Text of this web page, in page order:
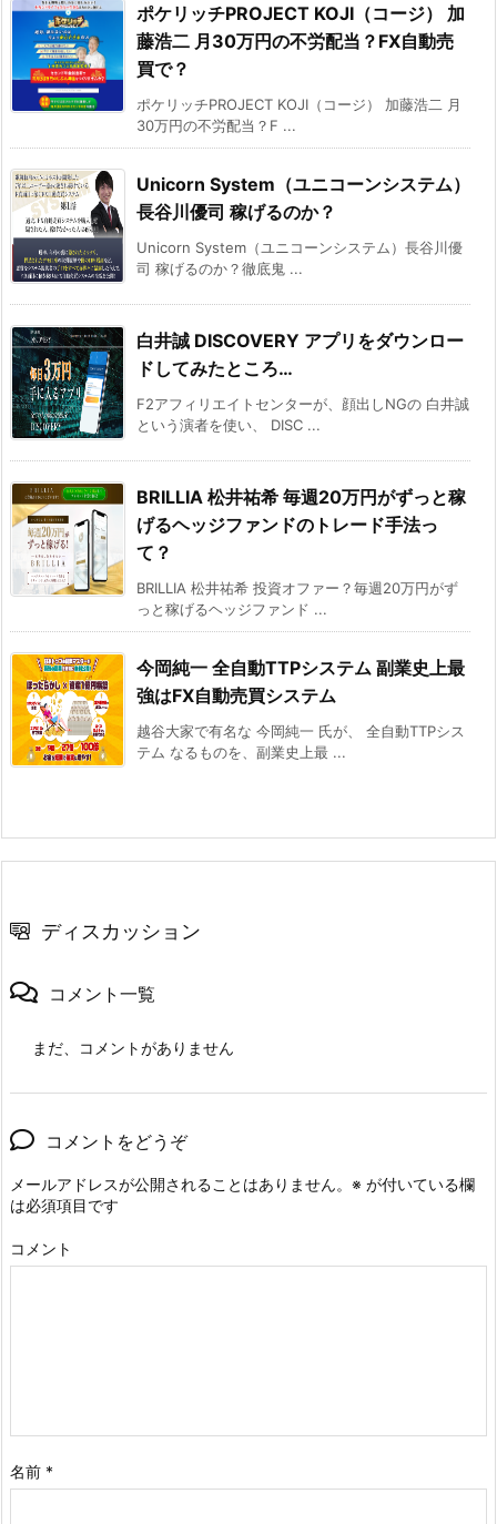
ポケリッチPROJECT KOJI（コージ） 加
藤浩二 月30万円の不労配当？FX自動売
買で？
ポケリッチPROJECT KOJI（コージ） 加藤浩二 月
30万円の不労配当？F ...
Unicorn System（ユニコーンシステム）
長谷川優司 稼げるのか？
Unicorn System（ユニコーンシステム）長谷川優
司 稼げるのか？徹底鬼 ...
白井誠 DISCOVERY アプリをダウンロー
ドしてみたところ…
F2アフィリエイトセンターが、顔出しNGの 白井誠
という演者を使い、 DISC ...
BRILLIA 松井祐希 毎週20万円がずっと稼
げるヘッジファンドのトレード手法っ
て？
BRILLIA 松井祐希 投資オファー？毎週20万円がず
っと稼げるヘッジファンド ...
今岡純一 全自動TTPシステム 副業史上最
強はFX自動売買システム
越谷大家で有名な 今岡純一 氏が、 全自動TTPシス
テム なるものを、副業史上最 ...
ディスカッション
コメント一覧
まだ、コメントがありません
コメントをどうぞ
メールアドレスが公開されることはありません。 ※ が付いている欄
は必須項目です
コメント
名前 *